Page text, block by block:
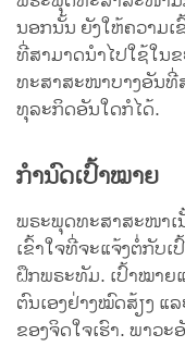
ນອກນັ້ນ ຍັງໃຫ້ຄວາມເ
ທີ່ສາມາດນຳໄປໃຊ້ໃນ
ທະສາສະໜາບາງອັນທີ່
ທຸລະກິດອັນໃດກໍໄດ້.
ກຳນົດເປົ້າໝາຍ
ພຣະພຸດທະສາສະໜາເ
ເຂົ້າໃຈທີ່ຈະແຈ້ງຕໍ່ກັບ
ຝຶກພຣະທັມ. ເປົ້າໝາ
ຕົນເອງຢ່າງໝົດສ້ຽງ ແ
ຂອງຈິດໃຈເຮົາ. ພາວ